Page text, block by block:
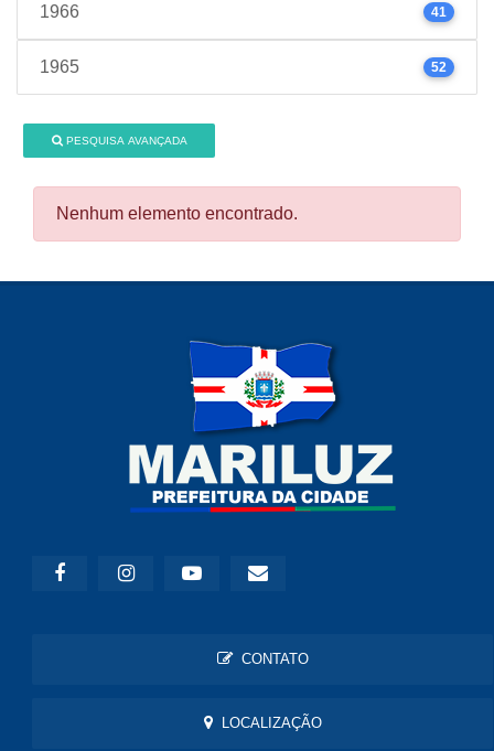
1966 41
1965 52
PESQUISA AVANÇADA
Nenhum elemento encontrado.
CONTATO
LOCALIZAÇÃO